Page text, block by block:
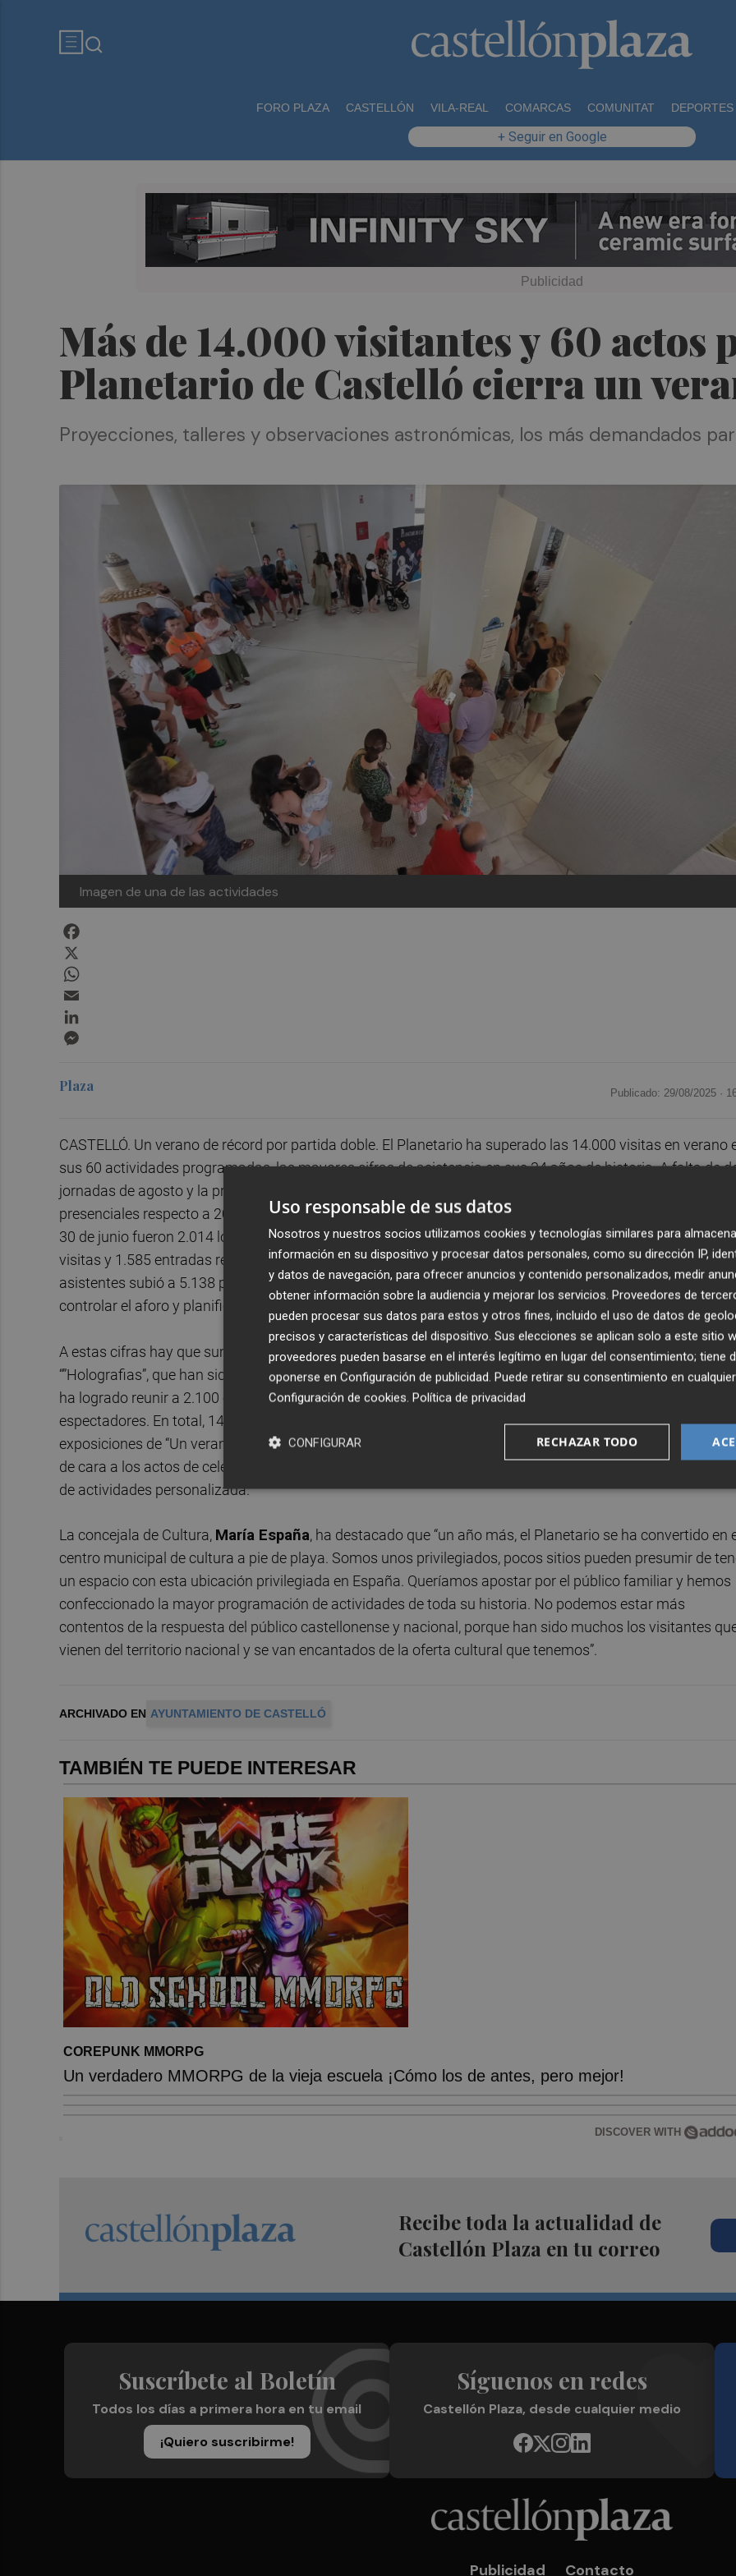
FORO PLAZA CASTELLÓN VILA-REAL COMARCAS COMUNITAT DEPORTES
+ Seguir en Google
Más de 14.000 visitantes y 60 actos
Planetario de Castelló cierra un
Proyecciones, talleres y observaciones astronómicas, los más demandados
Imagen de una de las actividades
Plaza Publicado: 29/08/2025 ·
CASTELLÓ. Un verano de récord por partida doble. El Planetario ha superado las 14.000 visitas en verano
sus 60 actividades programadas, las mayores cifras de asistencia en sus 34 años de historia. A falta de
jornadas de agosto y la primera quincena de septiembre, el espacio cultural ya ha pulverizado las cifras
presenciales respecto a 2024. Los datos de asistencia no ofrecen lugar a dudas: durante el periodo del 1
30 de junio fueron 2.014 los visitantes al espacio de divulgación científica. En el mes de julio fueron 4.300
visitas y 1.585 entradas reservadas para talleres, proyecciones o cursos, mientras que en agosto la cifra
asistentes subió a 5.138 personas y 1.670 entradas retiradas. (Los tickets de acceso son necesarios para
controlar el aforo y planificar los talleres, pero todas las actividades son gratuitas).
A estas cifras hay que sumar las personas que han pasado por las exposiciones “Nova Estella” y
“”Holografias”, que han sido las dos muestras temporales del 2025. Además, el ciclo “Contes a peu de mar”
ha logrado reunir a 2.100 espectadores en la explanada y el ciclo “Cine de Ciencia Ficción” a más de 400
espectadores. En total, 14.093 visitantes que han participado en alguno de los talleres, proyecciones o
exposiciones de “Un verano bajo las estrellas”, el lema de la campaña estival. Sin duda, el mejor
de cara a los actos de celebración del Eclipse Solar de agosto de 2026, que contará con una
de actividades personalizada.
La concejala de Cultura, María España, ha destacado que “un año más, el Planetario se ha convertido en
centro municipal de cultura a pie de playa. Somos unos privilegiados, pocos sitios pueden presumir de
un espacio con esta ubicación privilegiada en España. Queríamos apostar por el público familiar y hemos
confeccionado la mayor programación de actividades de toda su historia. No podemos estar más
contentos de la respuesta del público castellonense y nacional, porque han sido muchos los visitantes
vienen del territorio nacional y se van encantados de la oferta cultural que tenemos”.
ARCHIVADO EN AYUNTAMIENTO DE CASTELLÓ
TAMBIÉN TE PUEDE INTERESAR
COREPUNK MMORPG
Un verdadero MMORPG de la vieja escuela ¡Cómo los de antes, pero mejor!
DISCOVER WITH
Recibe toda la actualidad de
Castellón Plaza en tu correo
Suscríbete al Boletín
Todos los días a primera hora en tu email
¡Quiero suscribirme!
Síguenos en redes
Castellón Plaza, desde cualquier medio
Publicidad Contacto
Uso responsable de sus datos
Nosotros y nuestros socios utilizamos cookies y tecnologías similares para
información en su dispositivo y procesar datos personales, como su dirección IP,
y datos de navegación, para ofrecer anuncios y contenido personalizados, medir
obtener información sobre la audiencia y mejorar los servicios. Proveedores de
pueden procesar sus datos para estos y otros fines, incluido el uso de datos de
precisos y características del dispositivo. Sus elecciones se aplican solo a este sitio
proveedores pueden basarse en el interés legítimo en lugar del consentimiento; tiene
oponerse en Configuración de publicidad. Puede retirar su consentimiento en
Configuración de cookies. Política de privacidad
RECHAZAR TODO
CONFIGURAR